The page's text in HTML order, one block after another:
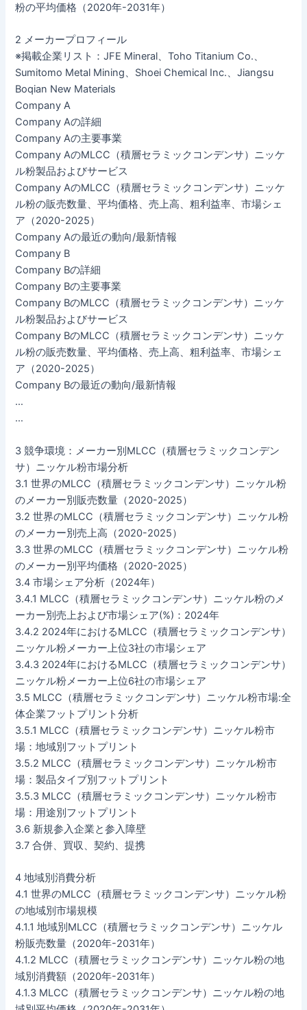
粉の平均価格（2020年-2031年）
2 メーカープロフィール
※掲載企業リスト：JFE Mineral、Toho Titanium Co.、
Sumitomo Metal Mining、Shoei Chemical Inc.、Jiangsu
Boqian New Materials
Company A
Company Aの詳細
Company Aの主要事業
Company AのMLCC（積層セラミックコンデンサ）ニッケ
ル粉製品およびサービス
Company AのMLCC（積層セラミックコンデンサ）ニッケ
ル粉の販売数量、平均価格、売上高、粗利益率、市場シェ
ア（2020-2025）
Company Aの最近の動向/最新情報
Company B
Company Bの詳細
Company Bの主要事業
Company BのMLCC（積層セラミックコンデンサ）ニッケ
ル粉製品およびサービス
Company BのMLCC（積層セラミックコンデンサ）ニッケ
ル粉の販売数量、平均価格、売上高、粗利益率、市場シェ
ア（2020-2025）
Company Bの最近の動向/最新情報
…
…
3 競争環境：メーカー別MLCC（積層セラミックコンデン
サ）ニッケル粉市場分析
3.1 世界のMLCC（積層セラミックコンデンサ）ニッケル粉
のメーカー別販売数量（2020-2025）
3.2 世界のMLCC（積層セラミックコンデンサ）ニッケル粉
のメーカー別売上高（2020-2025）
3.3 世界のMLCC（積層セラミックコンデンサ）ニッケル粉
のメーカー別平均価格（2020-2025）
3.4 市場シェア分析（2024年）
3.4.1 MLCC（積層セラミックコンデンサ）ニッケル粉のメ
ーカー別売上および市場シェア(%)：2024年
3.4.2 2024年におけるMLCC（積層セラミックコンデンサ）
ニッケル粉メーカー上位3社の市場シェア
3.4.3 2024年におけるMLCC（積層セラミックコンデンサ）
ニッケル粉メーカー上位6社の市場シェア
3.5 MLCC（積層セラミックコンデンサ）ニッケル粉市場:全
体企業フットプリント分析
3.5.1 MLCC（積層セラミックコンデンサ）ニッケル粉市
場：地域別フットプリント
3.5.2 MLCC（積層セラミックコンデンサ）ニッケル粉市
場：製品タイプ別フットプリント
3.5.3 MLCC（積層セラミックコンデンサ）ニッケル粉市
場：用途別フットプリント
3.6 新規参入企業と参入障壁
3.7 合併、買収、契約、提携
4 地域別消費分析
4.1 世界のMLCC（積層セラミックコンデンサ）ニッケル粉
の地域別市場規模
4.1.1 地域別MLCC（積層セラミックコンデンサ）ニッケル
粉販売数量（2020年-2031年）
4.1.2 MLCC（積層セラミックコンデンサ）ニッケル粉の地
域別消費額（2020年-2031年）
4.1.3 MLCC（積層セラミックコンデンサ）ニッケル粉の地